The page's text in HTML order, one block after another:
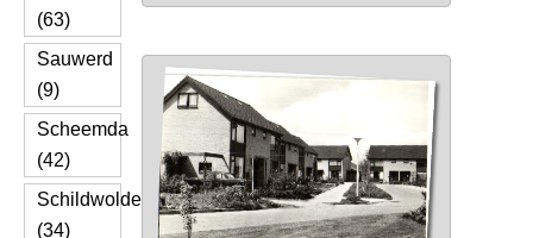
(63)
Sauwerd
(9)
Scheemda
(42)
Schildwolde
(34)